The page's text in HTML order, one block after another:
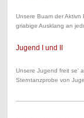
Unsere Buam der
griabige Ausklang an
Jugend I und II
Unsere Jugend freit se'
Sterntanzprobe von